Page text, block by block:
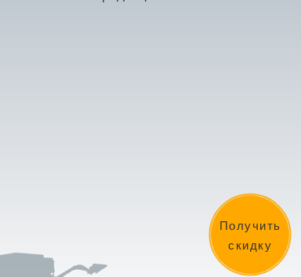
Получить
скидку